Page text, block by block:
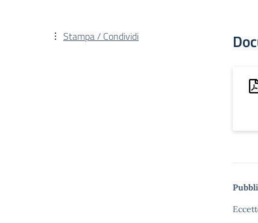
Stampa / Condividi